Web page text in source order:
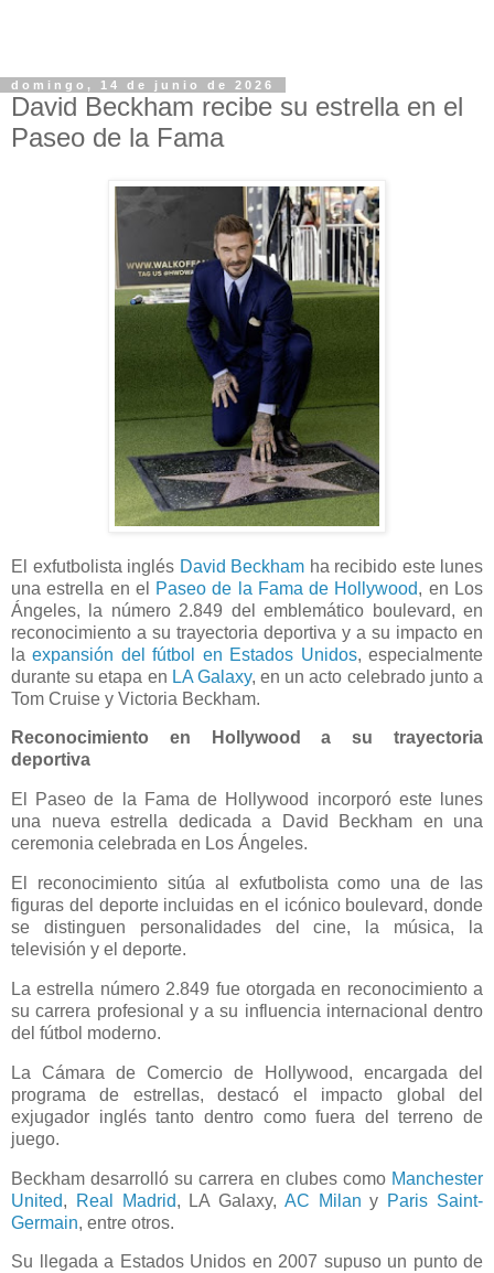
domingo, 14 de junio de 2026
David Beckham recibe su estrella en el
Paseo de la Fama
El exfutbolista inglés David Beckham ha recibido este lunes
una estrella en el
Paseo de la Fama de Hollywood, en Los
Ángeles, la número 2.849 del emblemático boulevard, en
reconocimiento a su trayectoria deportiva y a su impacto en
laexpansión del fútbol en Estados Unidos, especialmente
durante su etapa en LA Galaxy, en un acto celebrado junto a
Tom Cruise y Victoria Beckham.
Reconocimiento en Hollywood a su trayectoria
deportiva
El Paseo de la Fama de Hollywood incorporó este lunes
una nueva estrella dedicada a David Beckham en una
ceremonia celebrada en Los Ángeles.
El reconocimiento sitúa al exfutbolista como una de las
figuras del deporte incluidas en el icónico boulevard, donde
se distinguen personalidades del cine, la música, la
televisión y el deporte.
La estrella número 2.849 fue otorgada en reconocimiento a
su carrera profesional y a su influencia internacional dentro
del fútbol moderno.
La Cámara de Comercio de Hollywood, encargada del
programa de estrellas, destacó el impacto global del
exjugador inglés tanto dentro como fuera del terreno de
juego.
Beckham desarrolló su carrera en clubes como Manchester
United, Real Madrid, LA Galaxy, AC Milan y Paris Saint-
Germain, entre otros.
Su llegada a Estados Unidos en 2007 supuso un punto de